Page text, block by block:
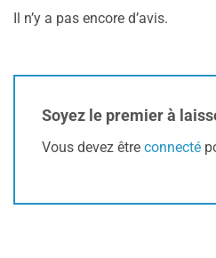
Il n’y a pas encore d’avis.
Soyez le premier à
Vous devez être connecté